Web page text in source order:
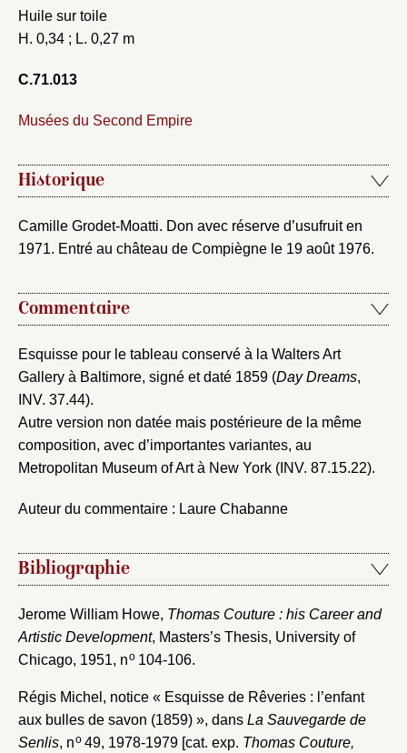
Huile sur toile
H. 0,34 ; L. 0,27 m
C.71.013
Musées du Second Empire
Historique
Camille Grodet-Moatti. Don avec réserve d’usufruit en
1971. Entré au château de Compiègne le 19 août 1976.
Commentaire
Esquisse pour le tableau conservé à la Walters Art
Gallery à Baltimore, signé et daté 1859 (Day Dreams,
INV. 37.44).
Autre version non datée mais postérieure de la même
composition, avec d’importantes variantes, au
Metropolitan Museum of Art à New York (INV. 87.15.22).
Auteur du commentaire : Laure Chabanne
Bibliographie
Jerome William Howe, Thomas Couture : his Career and
Artistic Development, Masters’s Thesis, University of
Chicago, 1951, no104-106.
Régis Michel, notice « Esquisse de Rêveries : l’enfant
aux bulles de savon (1859) », dans La Sauvegarde de
Senlis, no49, 1978-1979 [cat. exp. Thomas Couture,
Choix du dossier où ajouter la
notice
Nom du dossier
Valider
Nouveau dossier
Connexion
Mot de passe
Envoyer
Vous avez oublié votre mot de passe ?Cliquez ici